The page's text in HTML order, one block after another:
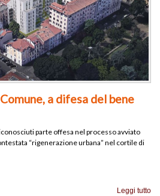
a difesa del bene
parte offesa nel processo avviato
“rigenerazione urbana” nel cortile di
Leggi tutto